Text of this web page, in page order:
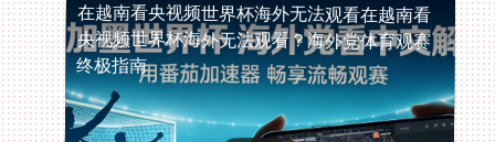
在越南看央视频世界杯海外无法观看在越南看
央视频世界杯海外无法观看？海外党体育观赛
终极指南